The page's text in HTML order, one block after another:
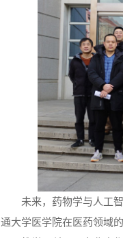
未来，药物学与人工
通大学医学院在医药领域